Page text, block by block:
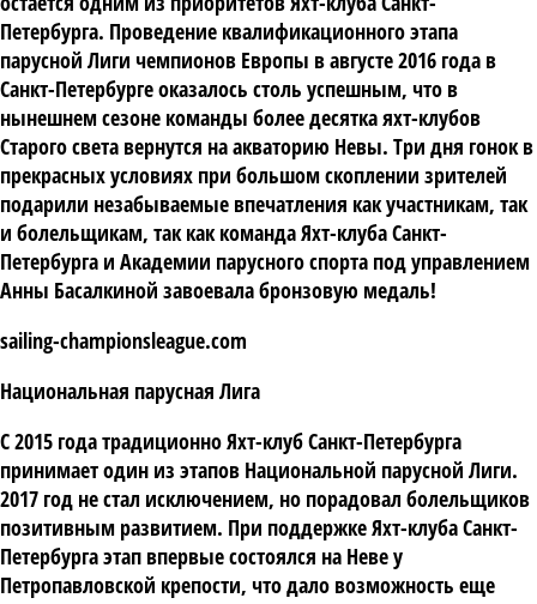
Петербурга. Проведение квалификационного этапа
парусной Лиги чемпионов Европы в августе 2016 года в
Санкт-Петербурге оказалось столь успешным, что в
нынешнем сезоне команды более десятка яхт-клубов
Старого света вернутся на акваторию Невы. Три дня гонок в
прекрасных условиях при большом скоплении зрителей
подарили незабываемые впечатления как участникам, так
и болельщикам, так как команда Яхт-клуба Санкт-
Петербурга и Академии парусного спорта под управлением
Анны Басалкиной завоевала бронзовую медаль!
sailing-championsleague.com
Национальная парусная Лига
С 2015 года традиционно Яхт-клуб Санкт-Петербурга
принимает один из этапов Национальной парусной Лиги.
2017 год не стал исключением, но порадовал болельщиков
позитивным развитием. При поддержке Яхт-клуба Санкт-
Петербурга этап впервые состоялся на Неве у
Петропавловской крепости, что дало возможность еще